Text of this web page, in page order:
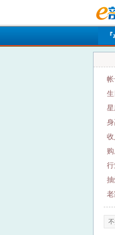
帐
生
星
身
收
购
行
抽
老